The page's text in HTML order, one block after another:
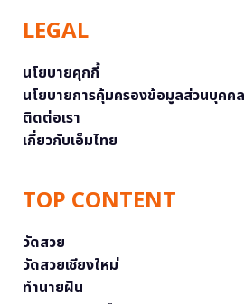
LEGAL
นโยบายคุกกี้
นโยบายการคุ้มครองข้อมูลส่วนบุคคล
ติดต่อเรา
เกี่ยวกับเอ็มไทย
TOP CONTENT
วัดสวย
วัดสวยเชียงใหม่
ทำนายฝัน